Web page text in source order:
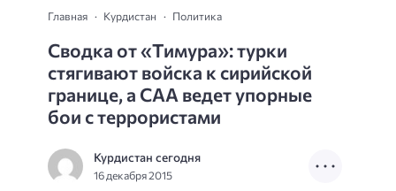
Главная Курдистан Политика
Сводка от «Тимура»: турки
стягивают войска к сирийской
границе, а САА ведет упорные
бои с террористами
Курдистан сегодня
16 декабря 2015